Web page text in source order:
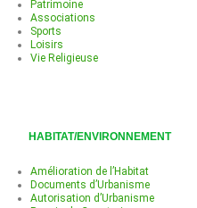
Patrimoine
Associations
Sports
Loisirs
Vie Religieuse
HABITAT/ENVIRONNEMENT
Amélioration de l’Habitat
Documents d’Urbanisme
Autorisation d’Urbanisme